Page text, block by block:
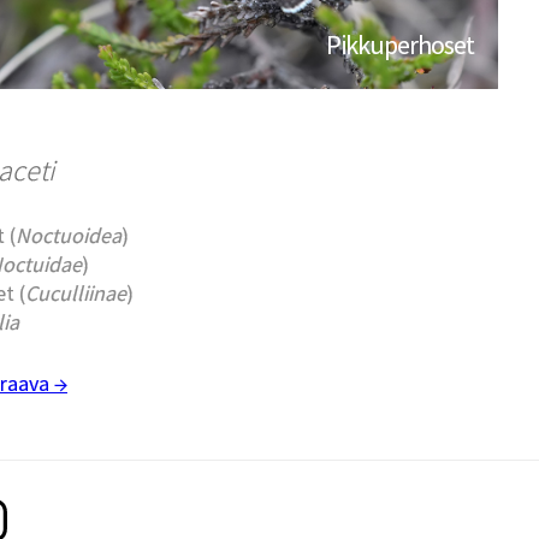
Pikkuperhoset
(Noctuoidea)
)
(Cuculliinae)
→